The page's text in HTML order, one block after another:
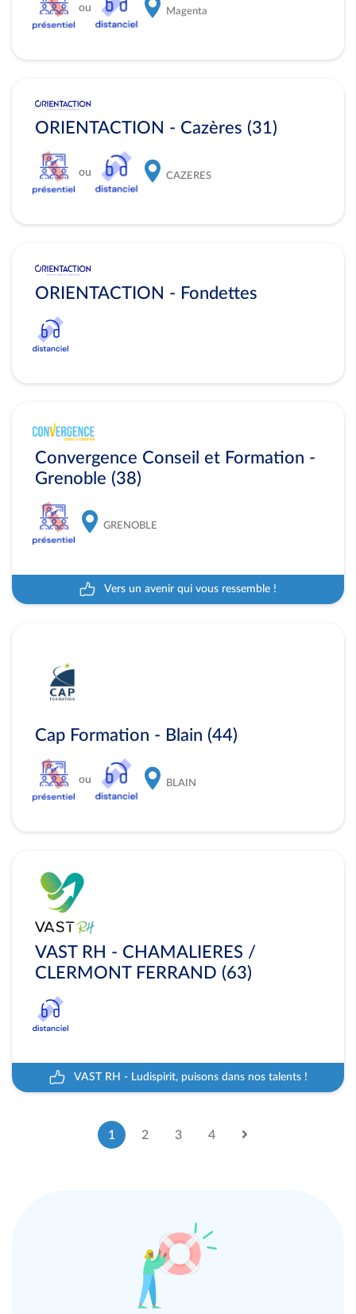
ou Magenta
ORIENTACTION - Cazères (31)
ou CAZERES
ORIENTACTION - Fondettes
Convergence Conseil et Formation -
Grenoble (38)
GRENOBLE
Vers un avenir qui vous ressemble !
Cap Formation - Blain (44)
ou BLAIN
VAST RH - CHAMALIERES /
CLERMONT FERRAND (63)
VAST RH - Ludispirit, puisons dans nos talents !
1 2 3 4